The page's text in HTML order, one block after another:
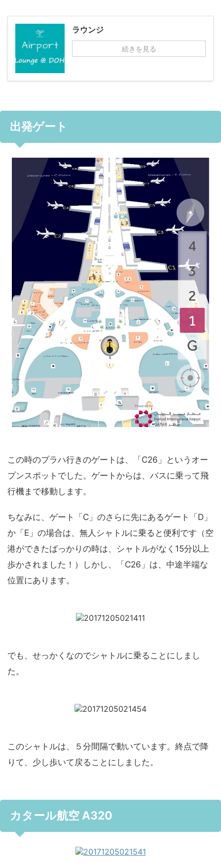
ラウンジ
続きを見る
出発ゲート
この時のプラハ行きのゲートは、「C26」というオー
プンスポットでした。ゲートからは、バスに乗って飛
行機まで移動します。
ちなみに、ゲート「C」のさらに先にあるゲート「D」
か「E」の場合は、無人シャトルに乗ると便利です（空
港ができたばっかりの時は、シャトルがなく15分以上
歩かされました！）しかし、「C26」は、中途半端な
位置にあります。
でも、せっかくなのでシャトルに乗ることにしまし
た。
このシャトルは、５分間隔で動いています。終点で降
りて、少し歩いて戻ることにしました。
カタール航空 A320